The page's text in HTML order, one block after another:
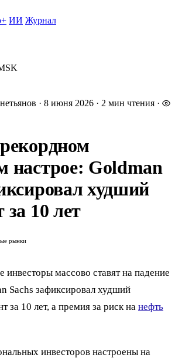
ИИ Журнал
· 8 июня 2026 · 2 мин чтения ·
настрое: Goldman
худший
за 10 лет
рынки
инвесторы массово ставят на падение
Sachs зафиксировал худший
за 10 лет, а премия за риск на нефть
инвесторов настроены на